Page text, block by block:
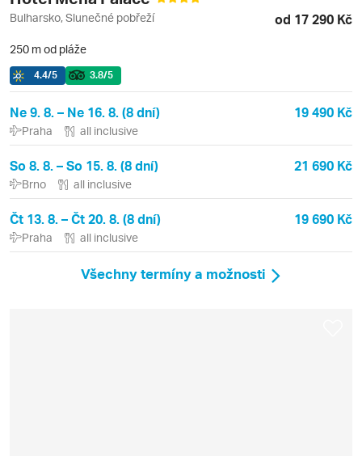
Bulharsko, Slunečné pobřeží od 17 290 Kč
250 m od pláže
4.4/5 3.8/5
Ne 9. 8. – Ne 16. 8. (8 dní) 19 490 Kč
Praha all inclusive
So 8. 8. – So 15. 8. (8 dní) 21 690 Kč
Brno all inclusive
Čt 13. 8. – Čt 20. 8. (8 dní) 19 690 Kč
Praha all inclusive
Všechny termíny a možnosti